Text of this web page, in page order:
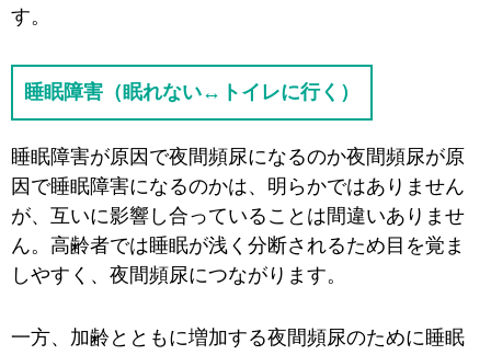
す。
睡眠障害（眠れない↔トイレに行く）
睡眠障害が原因で夜間頻尿になるのか夜間頻尿が原
因で睡眠障害になるのかは、明らかではありません
が、互いに影響し合っていることは間違いありませ
ん。高齢者では睡眠が浅く分断されるため目を覚ま
しやすく、夜間頻尿につながります。
一方、加齢とともに増加する夜間頻尿のために睡眠